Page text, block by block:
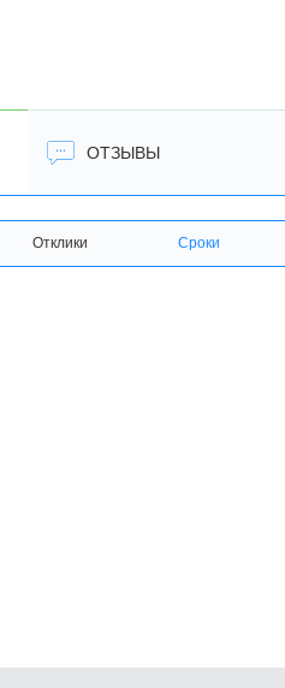
ОТЗЫВЫ
Отклики Сроки